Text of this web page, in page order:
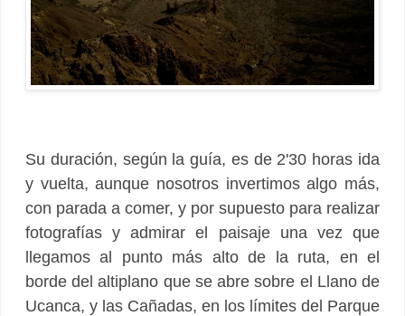
Su duración, según la guía, es de 2'30 horas ida
y vuelta, aunque nosotros invertimos algo más,
con parada a comer, y por supuesto para realizar
fotografías y admirar el paisaje una vez que
llegamos al punto más alto de la ruta, en el
borde del altiplano que se abre sobre el Llano de
Ucanca, y las Cañadas, en los límites del Parque